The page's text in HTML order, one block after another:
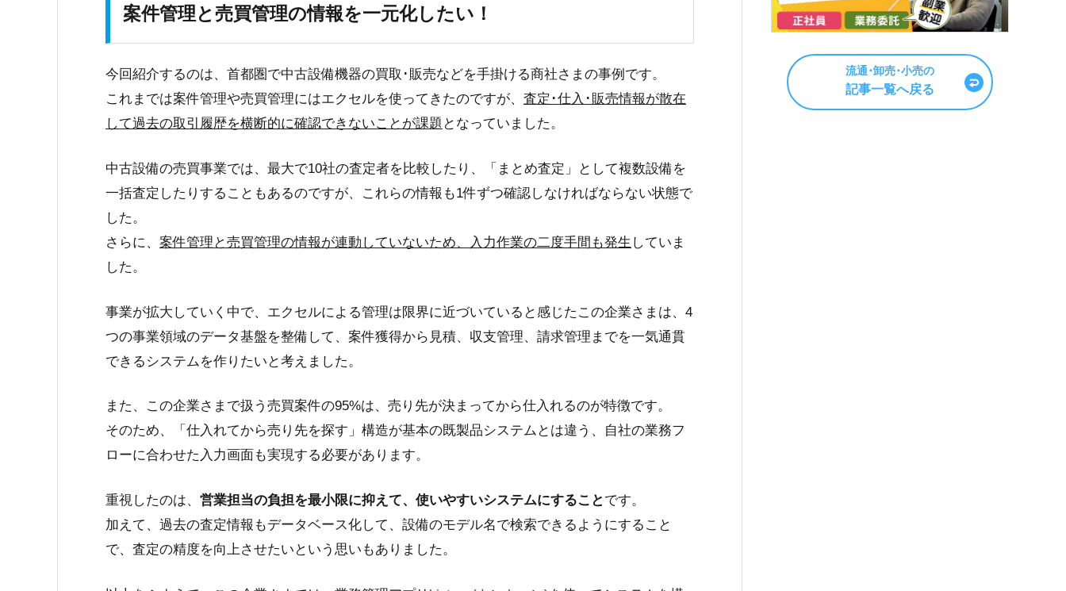
案件管理と売買管理の情報を一元化したい！
今回紹介するのは、首都圏で中古設備機器の買取･販売などを手掛ける商社さまの事例です。
これまでは案件管理や売買管理にはエクセルを使ってきたのですが、 査定･仕入･販売情報が散在
して過去の取引履歴を横断的に確認できないことが課題 となっていました。
中古設備の売買事業では、最大で10社の査定者を比較したり、「まとめ査定」として複数設備を
一括査定したりすることもあるのですが、これらの情報も1件ずつ確認しなければならない状態で
した。
さらに、 案件管理と売買管理の情報が連動していないため、入力作業の二度手間も発生 していま
した。
事業が拡大していく中で、エクセルによる管理は限界に近づいていると感じたこの企業さまは、4
つの事業領域のデータ基盤を整備して、案件獲得から見積、収支管理、請求管理までを一気通貫
できるシステムを作りたいと考えました。
また、この企業さまで扱う売買案件の95%は、売り先が決まってから仕入れるのが特徴です。
そのため、「仕入れてから売り先を探す」構造が基本の既製品システムとは違う、自社の業務フ
ローに合わせた入力画面も実現する必要があります。
重視したのは、 営業担当の負担を最小限に抑えて、使いやすいシステムにすることです。
加えて、過去の査定情報もデータベース化して、設備のモデル名で検索できるようにすること
で、査定の精度を向上させたいという思いもありました。
流通･卸売･小売の
記事一覧へ戻る